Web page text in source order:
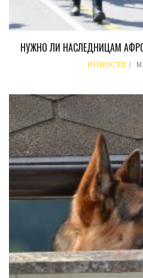
НУЖНО ЛИ НАСЛЕДНИЦАМ
НОВОСТИ